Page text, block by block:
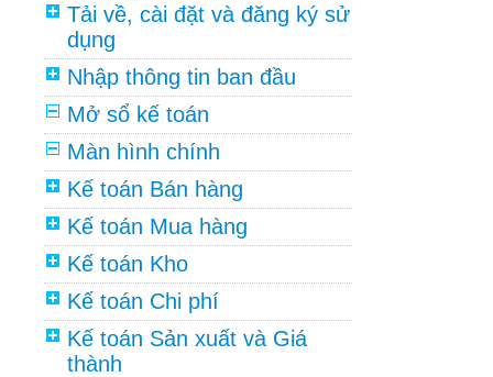
Tải về, cài đặt và đăng ký sử
dụng
Nhập thông tin ban đầu
Mở sổ kế toán
Màn hình chính
Kế toán Bán hàng
Kế toán Mua hàng
Kế toán Kho
Kế toán Chi phí
Kế toán Sản xuất và Giá
thành